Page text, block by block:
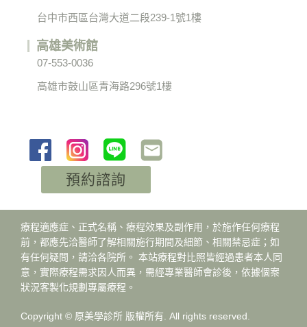
台中市西區台灣大道二段239-1號1樓
高雄美術館
07-553-0036
高雄市鼓山區青海路296號1樓
預約諮詢
療程適應症、正式名稱、療程效果及副作用，於施作任何療程
前，都應先洽醫師了解相關施行期間及細節、相關禁忌症；如
有任何疑問，請洽各院所。 本站療程對比照皆經過患者本人同
意，實際療程需求因人而異，需經專業醫師會診後，依據個案
狀況客製化規劃專屬療程。
Copyright © 原美學診所 版權所有. All rights reserved.